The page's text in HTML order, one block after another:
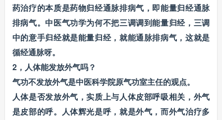
药治疗的本质是药物归经通脉排病气，即能量归经通脉
排病气。中医气功学为何不把三调调到能量归经，三调
中的意手归经就是能量归经，就能通脉排病气，这就是
循经通脉呀。
2，人体能发放外气吗？
气功不发放外气是中医科学院原气功室主任的观点。
人体是否发放外气，实质上与人体皮部呼吸相关，外气
是皮部的呼。人体辉光是呼，就是外气，而外气治疗多